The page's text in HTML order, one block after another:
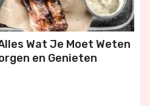
Wat Je Moet Weten
en Genieten